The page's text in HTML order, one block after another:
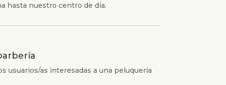
hasta nuestro centro de día.
usuarios/as interesadas a una peluquería